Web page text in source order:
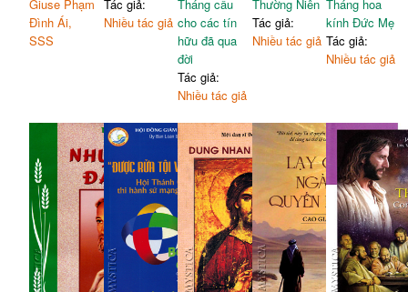
Giuse Phạm
Đình Ái,
SSS
Tác giả:
Nhiều tác giả
Tháng cầu
cho các tín
hữu đã qua
đời
Tác giả:
Nhiều tác giả
Thường Niên
Tác giả:
Nhiều tác giả
Tháng hoa
kính Đức Mẹ
Tác giả:
Nhiều tác giả